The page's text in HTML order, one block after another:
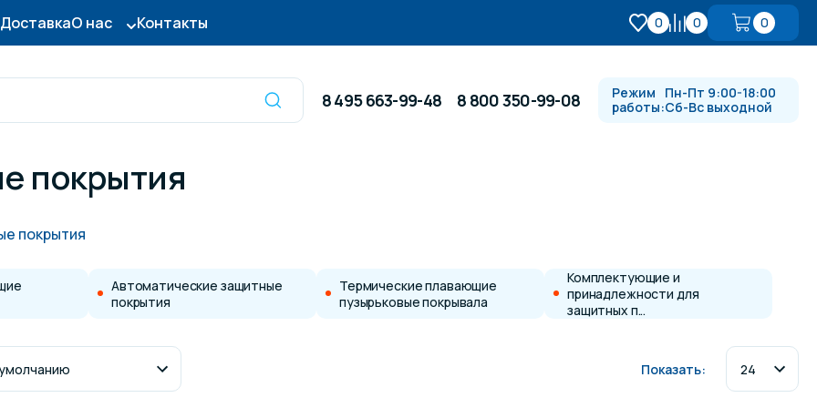
ДоставкаО нас Контакты 0 0 0
для бассейна
электрооборудование
Водопады, водяные пушки и
покрытия Спортивный инвентарь
8 495 663-99-48 8 800 350-99-08
Режим
работы:
Пн-Пт 9:00-18:00
Сб-Вс выходной
покрытия
покрытия
Автоматические защитные
покрытия
Термические плавающие
пузырьковые покрывала
Комплектующие и
принадлежности для
защитных п...
Показать: